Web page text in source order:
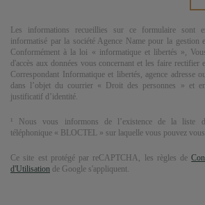
Les informations recueillies sur ce formulaire sont
informatisé par la société Agence Namepour la gestion
Conformément à la loi « informatique et libertés »,
d'accès aux données vous concernant et les faire rectifier
Correspondant Informatique et libertés,agence adresse
dans l’objet du courrier « Droit des personnes » et
justificatif d’identité.
¹ Nous vous informons de l’existence de la liste
téléphonique « BLOCTEL » sur laquelle vous pouvez
Ce site est protégé par reCAPTCHA, les règles de
d'Utilisation de Google s'appliquent.